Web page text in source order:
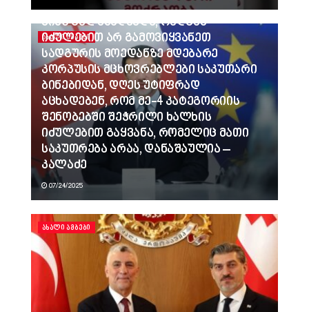
ᲐᲮᲐᲚᲘ ᲐᲛᲑᲔᲑᲘ
ვინც გვლანძღავდა, რადგან
იძულებით არ გამოვიყვანეთ
სადგურის მოედანზე მდებარე
კორპუსის მცხოვრებლები საკუთარი
ბინებიდან, დღეს უტიფრად
აცხადებენ, რომ მე-4 კატეგორიის
შენობებში შეჭრილი ხალხის
იძულებით გაყვანა, რომელიც მათი
საკუთრება არაა, დანაშაულია –
კალაძე
07/24/2025
ᲐᲮᲐᲚᲘ ᲐᲛᲑᲔᲑᲘ